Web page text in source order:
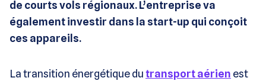
de courts vols régionaux. L’entreprise va
également investir dans la start-up qui conçoit
ces appareils.
La transition énergétique dutransport aérien est